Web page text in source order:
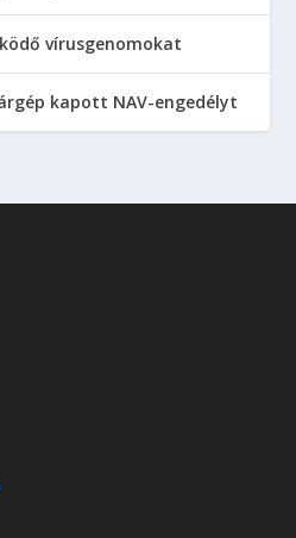
vírusgenomokat
kapott NAV-engedélyt